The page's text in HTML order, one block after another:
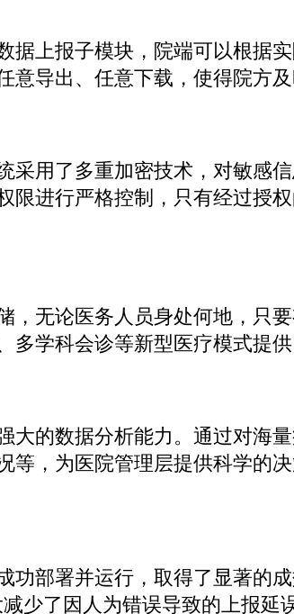
上报子模块，院端可以根据
导出、任意下载，使得院方及
用了多重加密技术，对敏感
进行严格控制，只有经过授
无论医务人员身处何地，只
学科会诊等新型医疗模式提
大的数据分析能力。通过对海
，为医院管理层提供科学的
功部署并运行，取得了显著的
少了因人为错误导致的上报